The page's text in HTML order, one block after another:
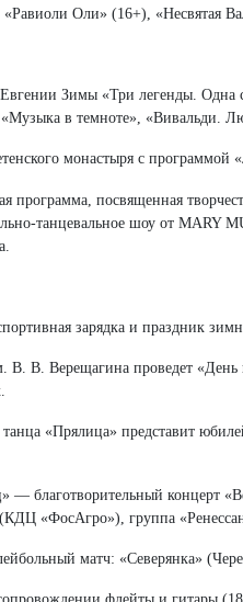
Оли» (16+), «Несвятая
Зимы «Три легенды. Одна
в темноте», «Вивальди.
монастыря с программой
программа, посвященная
танцевальное шоу от MARY
зарядка и праздник
В. В. Верещагина проведет
«Прялица» представит
благотворительный концерт
«ФосАгро»), группа
матч: «Северянка»